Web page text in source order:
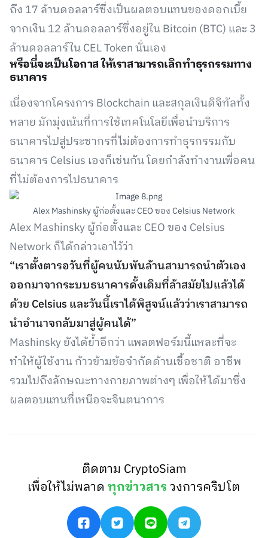
ถึง 17 ล้านดอลลาร์ซึ่งเป็นผลตอบแทนของดอกเบี้ย
จากเงิน 12 ล้านดอลลาร์ซึ่งอยู่ใน Bitcoin (BTC) และ 3
ล้านดอลลาร์ใน CEL Token นั่นเอง
หรือนี่จะเป็นโอกาส ให้เราสามารถเลิกทำธุรกรรมทาง
ธนาคาร
เนื่องจากโครงการ Blockchain และสกุลเงินดิจิทัลทั้ง
หลาย มักมุ่งเน้นที่การใช้เทคโนโลยีเพื่อนำบริการ
ธนาคารไปสู่ประชากรที่ไม่ต้องการทำธุรกรรมกับ
ธนาคาร Celsius เองก็เช่นกัน โดยกำลังทำงานเพื่อคน
ที่ไม่ต้องการไปธนาคาร
Alex Mashinsky ผู้ก่อตั้งและ CEO ของ Celsius Network
Alex Mashinsky ผู้ก่อตั้งและ CEO ของ Celsius
Network ก็ได้กล่าวเอาไว้ว่า
“เราตั้งตารอวันที่ผู้คนนับพันล้านสามารถนำตัวเอง
ออกมาจากระบบธนาคารดั้งเดิมที่ล้าสมัยไปแล้วได้
ด้วย Celsius และวันนี้เราได้พิสูจน์แล้วว่าเราสามารถ
นำอำนาจกลับมาสู่ผู้คนได้”
Mashinsky ยังได้ย้ำอีกว่า แพลตฟอร์มนี้แหละที่จะ
ทำให้ผู้ใช้งาน ก้าวข้ามข้อจำกัดด้านเชื้อชาติ อาชีพ
รวมไปถึงลักษณะทางกายภาพต่างๆ เพื่อให้ได้มาซึ่ง
ผลตอบแทนที่เหนือจะจินตนาการ
ติดตาม CryptoSiam
เพื่อให้ไม่พลาดทุกข่าวสารวงการคริปโต